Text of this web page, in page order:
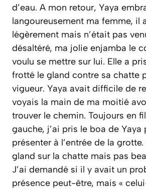
d’eau. A mon retour, Yaya
langoureusement ma femme, il
légèrement mais n’était pas
désaltéré, ma jolie enjamba le
voulu se mettre sur lui. Elle a
frotté le gland contre sa chatte
vigueur. Yaya avait difficile de
voyais la main de ma moitié
trouver le chemin. Toujours en
gauche, j’ai pris le boa de Yaya
présenter à l’entrée de la
gland sur la chatte mais pas
J’ai demandé si il y avait un
présence peut-être, mais «